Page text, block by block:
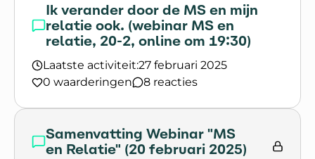
Ik verander door de MS en mijn
relatie ook. (webinar MS en
relatie, 20-2, online om 19:30)
Laatste activiteit:27 februari 2025
0 waarderingen
8 reacties
Lees het gesprek `Ik verander door de MS en
Samenvatting Webinar "MS
en Relatie" (20 februari 2025)